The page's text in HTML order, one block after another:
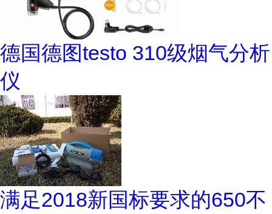
德国德图testo 310级烟气分析
仪
满足2018新国标要求的650不